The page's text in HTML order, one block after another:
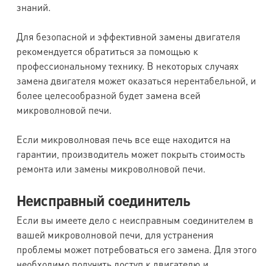
знаний.
Для безопасной и эффективной замены двигателя
рекомендуется обратиться за помощью к
профессиональному технику. В некоторых случаях
замена двигателя может оказаться нерентабельной, и
более целесообразной будет замена всей
микроволновой печи.
Если микроволновая печь все еще находится на
гарантии, производитель может покрыть стоимость
ремонта или замены микроволновой печи.
Неисправный соединитель
Если вы имеете дело с неисправным соединителем в
вашей микроволновой печи, для устранения
проблемы может потребоваться его замена. Для этого